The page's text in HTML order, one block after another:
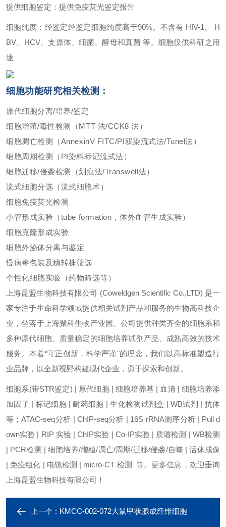
提供细胞鉴定：提供免疫荧光鉴定报告
细胞纯度：经鉴定经鉴定细胞纯度高于90%。不含有 HIV-1、 H
BV、HCV、支原体、细菌、酵母和真菌 等。细胞仅供科研之用
途
细胞功能研究相关检测：
原代细胞分离/培养/鉴定
细胞增殖/毒性检测（MTT 法/CCK8 法）
细胞凋亡检测（AnnexinV FITC/PI双染流式法/Tunel法）
细胞周期检测（PI染料标记流式法）
细胞迁移/侵袭检测（划痕法/Transwell法）
流式细胞分选（流式细胞术）
细胞免疫荧光检测
小管形成实验（tube formation，体外血管生成实验）
细胞克隆形成实验
细胞外泌体分离与鉴定
慢病毒包装及稳转株筛选
个性化细胞实验（药物筛选等）
上海昆盟生物科技有限公司 (Coweldgen Scientific Co.,LTD) 是一
家专注于生命科学领域提供相关试剂产品和服务的生物高科技企
业，坐落于上海聚科生物产业园。公司提供种类齐全的细胞系和
多种原代细胞、质量稳定的细胞培养试剂产品、成熟高效的技术
服务。本着“守正创新，科学严谨"的理念，我们以高标准塑造行
业品牌，以全新视野构建现代企业，勇于探索和创新。
细胞系(带STR鉴定) | 原代细胞 | 细胞培养基 | 血清 | 细胞培养添
加因子 | 标记细胞 | 耐药细胞 | 生化检测试剂盒 | WB试剂 | 抗体
等；ATAC-seq分析 | ChIP-seq分析 | 16S rRNA测序分析 | Pull d
own实验 | RIP 实验 | ChIP实验 | Co-IP实验 | 质谱检测 | WB检测
| PCR检测 | 细胞培养/增殖/凋亡/周期/迁移/侵袭/自噬 | 活体成像
| 免疫组化 | 电镜检测 | micro-CT 检测 等。更多信息，欢迎垂询
上海昆盟生物科技有限公司！
上一个： KMCC-002-072大鼠甲状腺成纤维细胞